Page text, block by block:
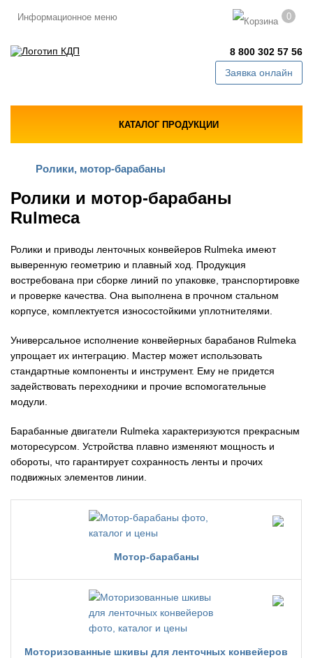
Информационное меню 0
8 800 302 57 56
Заявка онлайн
КАТАЛОГ ПРОДУКЦИИ
Ролики, мотор-барабаны
Ролики и мотор-барабаны
Rulmeca
Ролики и приводы ленточных конвейеров Rulmeka имеют
выверенную геометрию и плавный ход. Продукция
востребована при сборке линий по упаковке, транспортировке
и проверке качества. Она выполнена в прочном стальном
корпусе, комплектуется износостойкими уплотнителями.
Универсальное исполнение конвейерных барабанов Rulmeka
упрощает их интеграцию. Мастер может использовать
стандартные компоненты и инструмент. Ему не придется
задействовать переходники и прочие вспомогательные
модули.
Барабанные двигатели Rulmeka характеризуются прекрасным
моторесурсом. Устройства плавно изменяют мощность и
обороты, что гарантирует сохранность ленты и прочих
подвижных элементов линии.
Мотор-барабаны
Моторизованные шкивы для ленточных конвейеров